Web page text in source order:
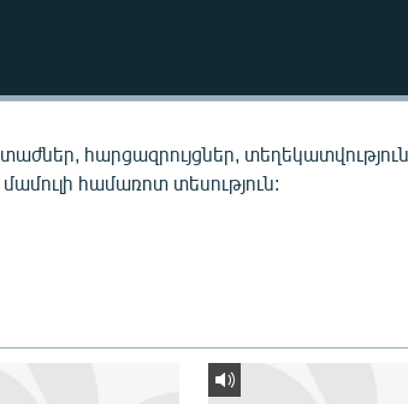
հարցազրույցներ,
համառոտ տեսություն: